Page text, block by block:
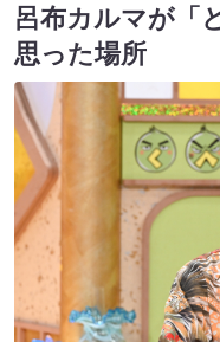
呂布カルマが「
思った場所